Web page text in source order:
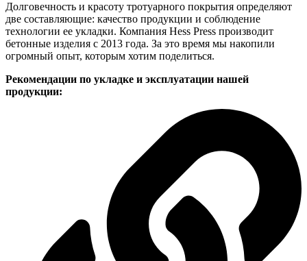
Долговечность и красоту тротуарного покрытия определяют
две составляющие: качество продукции и соблюдение
технологии ее укладки. Компания Hess Press производит
бетонные изделия с 2013 года. За это время мы накопили
огромный опыт, которым хотим поделиться.
Рекомендации по укладке и эксплуатации нашей
продукции: